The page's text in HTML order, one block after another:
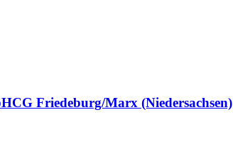
Friedeburg/Marx (Niedersachsen)